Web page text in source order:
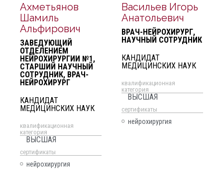
Ахметьянов
Шамиль
Альфирович
ЗАВЕДУЮЩИЙ
ОТДЕЛЕНИЕМ
НЕЙРОХИРУРГИИ №1,
СТАРШИЙ НАУЧНЫЙ
СОТРУДНИК, ВРАЧ-
НЕЙРОХИРУРГ
КАНДИДАТ
МЕДИЦИНСКИХ НАУК
квалификационная
категория
ВЫСШАЯ
cертификаты
нейрохирургия
Васильев Игорь
Анатольевич
ВРАЧ-НЕЙРОХИРУРГ,
НАУЧНЫЙ СОТРУДНИК
КАНДИДАТ
МЕДИЦИНСКИХ НАУК
квалификационная
категория
ВЫСШАЯ
cертификаты
нейрохирургия